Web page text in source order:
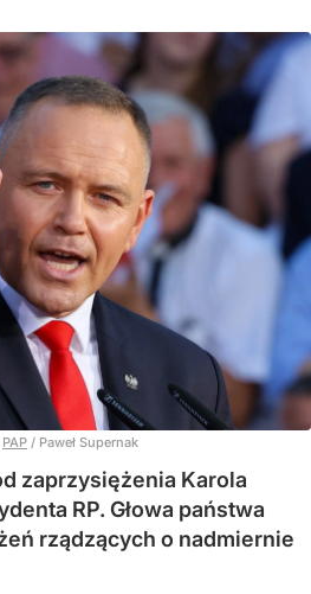
PAP / Paweł Supernak
zaprzysiężenia Karola
RP. Głowa państwa
rządzących o nadmiernie